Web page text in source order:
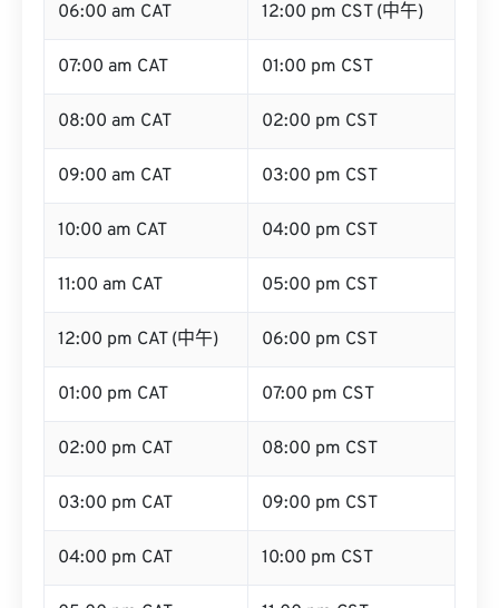
06:00 am CAT 12:00 pm CST (中午)
07:00 am CAT 01:00 pm CST
08:00 am CAT 02:00 pm CST
09:00 am CAT 03:00 pm CST
10:00 am CAT 04:00 pm CST
11:00 am CAT 05:00 pm CST
12:00 pm CAT (中午) 06:00 pm CST
01:00 pm CAT 07:00 pm CST
02:00 pm CAT 08:00 pm CST
03:00 pm CAT 09:00 pm CST
04:00 pm CAT 10:00 pm CST